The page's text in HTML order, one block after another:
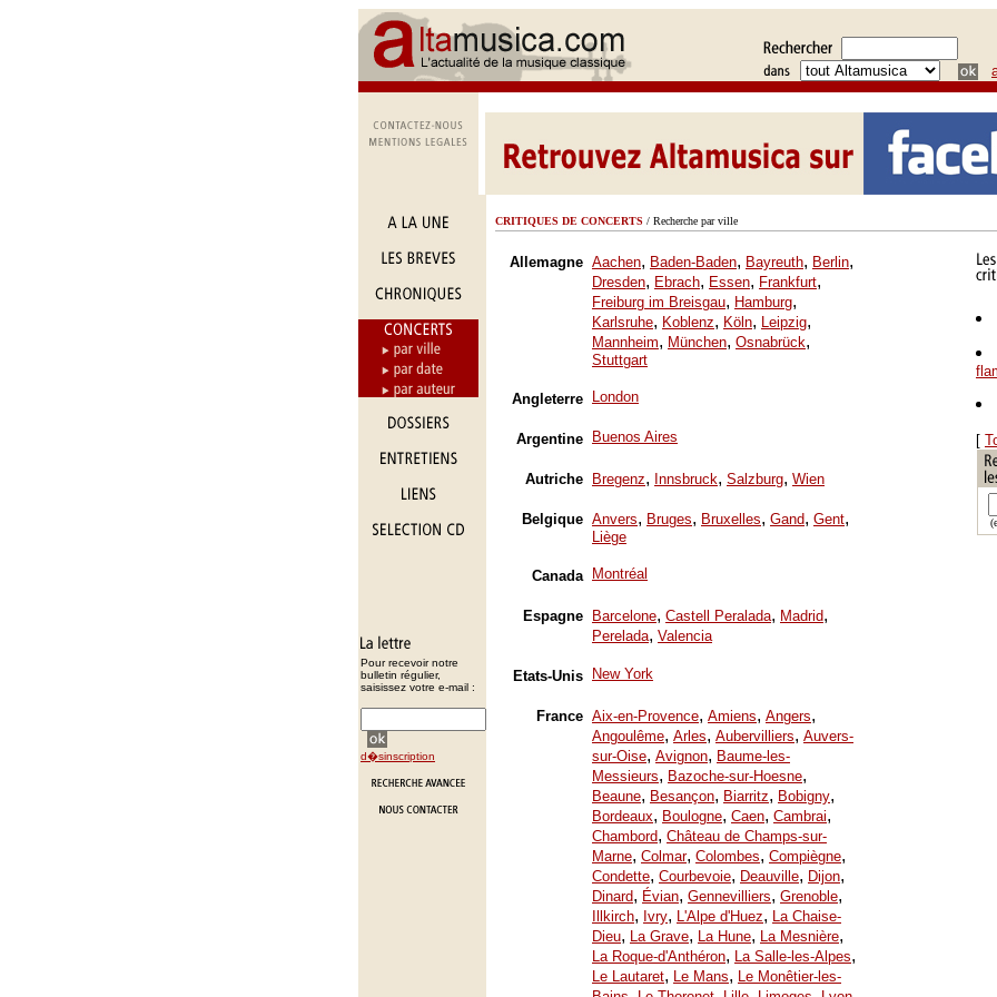
Pour recevoir notre
bulletin régulier,
saisissez votre e-mail :
d�sinscription
CRITIQUES DE CONCERTS / Recherche par ville
Allemagne Aachen, Baden-Baden, Bayreuth, Berlin,
Dresden, Ebrach, Essen, Frankfurt,
Freiburg im Breisgau, Hamburg,
Karlsruhe, Koblenz, Köln, Leipzig,
Mannheim, München, Osnabrück,
Stuttgart
Angleterre London
Argentine Buenos Aires
Autriche Bregenz, Innsbruck, Salzburg, Wien
Belgique Anvers, Bruges, Bruxelles, Gand, Gent,
Liège
Canada Montréal
Espagne Barcelone, Castell Peralada, Madrid,
Perelada, Valencia
Etats-Unis New York
France Aix-en-Provence, Amiens, Angers,
Angoulême, Arles, Aubervilliers, Auvers-
sur-Oise, Avignon, Baume-les-
Messieurs, Bazoche-sur-Hoesne,
Beaune, Besançon, Biarritz, Bobigny,
Bordeaux, Boulogne, Caen, Cambrai,
Chambord, Château de Champs-sur-
Marne, Colmar, Colombes, Compiègne,
Condette, Courbevoie, Deauville, Dijon,
Dinard, Évian, Gennevilliers, Grenoble,
Illkirch, Ivry, L'Alpe d'Huez, La Chaise-
Dieu, La Grave, La Hune, La Mesnière,
La Roque-d'Anthéron, La Salle-les-Alpes,
Le Lautaret, Le Mans, Le Monêtier-les-
[